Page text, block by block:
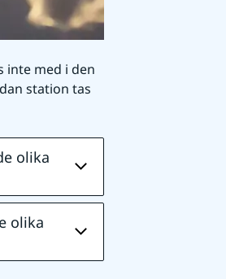
inte med i den
station tas
olika
olika